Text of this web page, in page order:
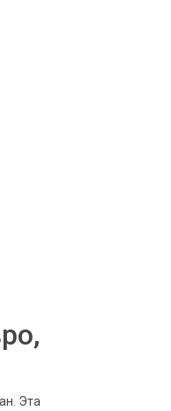
Эта